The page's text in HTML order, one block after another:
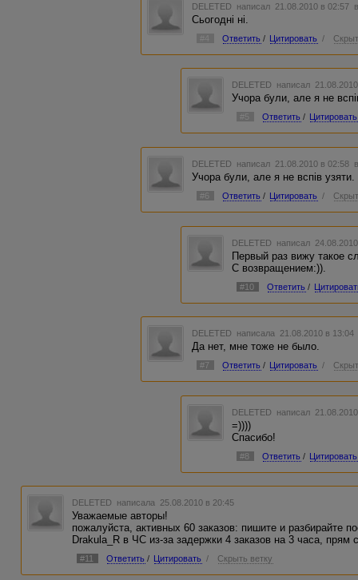
DELETED написал 21.08.2010 в 02:57
Сьогодні ні.
Ответить / Цитировать /
DELETED написал
Учора були, але я не
#5 Ответить / Цитировать
DELETED написал 21.08.2010 в 02:58
Учора були, але я не вспів узяти.
#6 Ответить / Цитировать /
DELETED написал
Первый раз вижу такое
С возвращением:)).
#10 Ответить /
DELETED написала 21.08.2010 в
Да нет, мне тоже не было.
#7 Ответить / Цитировать /
DELETED написал
=))))
Спасибо!
#8 Ответить / Цитировать
DELETED написала 25.08.2010 в 20:45
Уважаемые авторы!
пожалуйста, активных 60 заказов: пишите и разбирайте
Drakula_R в ЧС из-за задержки 4 заказов на 3 часа, прям
#11 Ответить / Цитировать / Скрыть ветку